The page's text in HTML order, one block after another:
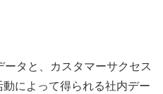
タと、カスタマーサクセス
によって得られる社内デー